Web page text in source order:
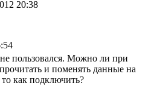
20:38
пользовался. Можно ли при
и поменять данные на
как подключить?